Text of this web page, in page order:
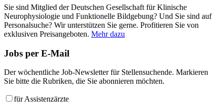
Sie sind Mitglied der Deutschen Gesellschaft für Klinische
Neurophysiologie und Funktionelle Bildgebung? Und Sie sind auf
Personalsuche? Wir unterstützen Sie gerne. Profitieren Sie von
exklusiven Preisangeboten. Mehr dazu
Jobs per E-Mail
Der wöchentliche Job-Newsletter für Stellensuchende. Markieren
Sie bitte die Rubriken, die Sie abonnieren möchten.
für Assistenzärzte